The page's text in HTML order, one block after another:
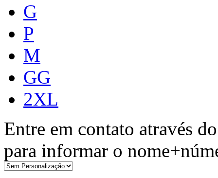
G
P
M
GG
2XL
Entre em contato através
para informar o